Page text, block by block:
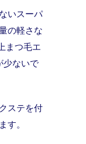
いスーパ
の軽さな
まつ毛エ
少ないで
ステを付
す。